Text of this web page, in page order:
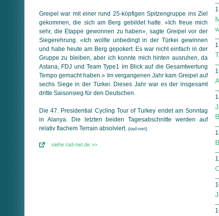
Greipel war mit einer rund 25-köpfigen Spitzengruppe ins Ziel
gekommen, die sich am Berg gebildet hatte. «Ich freue mich
sehr, die Etappe gewonnen zu haben», sagte Greipel vor der
Siegerehrung. «Ich wollte unbedingt in der Türkei gewinnen
und habe heute am Berg gepokert. Es war nicht einfach in der
Gruppe zu bleiben, aber ich konnte mich hinten ausruhen, da
Astana, FDJ und Team Type1 im Blick auf die Gesamtwertung
Tempo gemacht haben.» Im vergangenen Jahr kam Greipel auf
sechs Siege in der Türkei. Dieses Jahr war es der insgesamt
dritte Saisonsieg für den Deutschen.
Die 47. Presidential Cycling Tour of Turkey endet am Sonntag
in Alanya. Die letzten beiden Tagesabschnitte werden auf
relativ flachem Terrain absolviert. (rad-net)
siehe rad-net.de >>